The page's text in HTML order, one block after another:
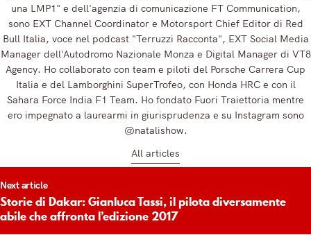
una LMP1" e dell'agenzia di comunicazione FT Communication,
sono EXT Channel Coordinator e Motorsport Chief Editor di Red
Bull Italia, voce nel podcast "Terruzzi Racconta", EXT Social Media
Manager dell'Autodromo Nazionale Monza e Digital Manager di VT8
Agency. Ho collaborato con team e piloti del Porsche Carrera Cup
Italia e del Lamborghini SuperTrofeo, con Honda HRC e con il
Sahara Force India F1 Team. Ho fondato Fuori Traiettoria mentre
ero impegnato a laurearmi in giurisprudenza e su Instagram sono
@natalishow.
All articles
Next article
Storie di Dakar: Gianluca Tassi, il pilota diversamente
abile che affronta l’edizione 2017